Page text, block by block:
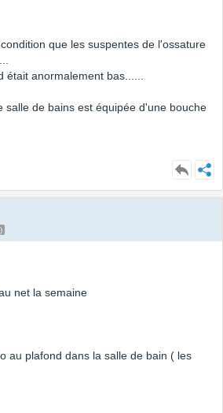
que les suspentes de l'ossature
anormalement bas......
de bains est équipée d'une bouche
net la semaine
au plafond dans la salle de bain ( les